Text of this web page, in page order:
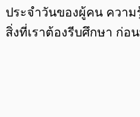
ประจำวันของผู้คน ความ
สิ่งที่เราต้องรีบศึกษา ก่